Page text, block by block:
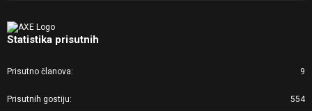
Statistika prisutnih
Prisutno članova 9
Prisutnih gostiju 554